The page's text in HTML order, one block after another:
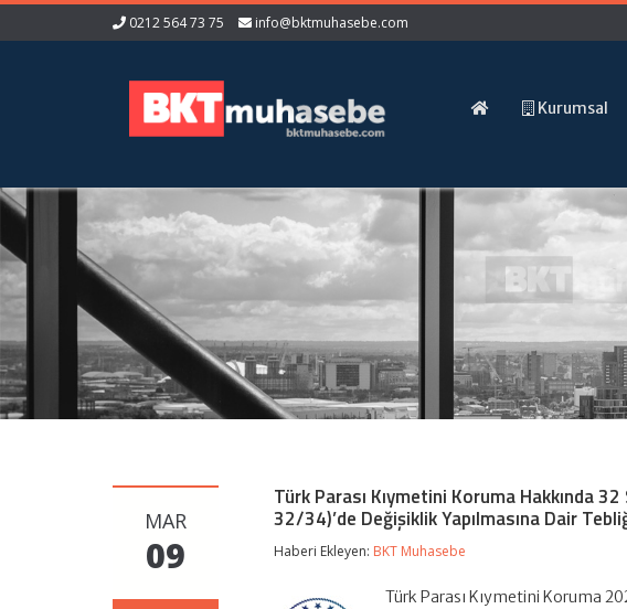
0212 564 73 75 info@bktmuhasebe.com
Kurumsal
MAR
09
Türk Parası Kıymetini Koruma Hakkında
32/34)’de Değişiklik Yapılmasına Dair
Haberi Ekleyen: BKT Muhasebe
Türk Parası Kıymetini Koruma